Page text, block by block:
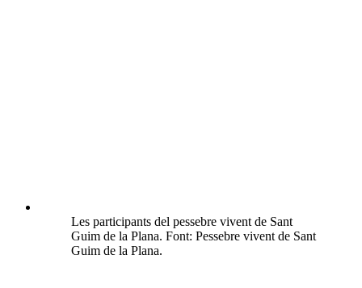
Les participants del pessebre vivent de Sant
Guim de la Plana. Font: Pessebre vivent de Sant
Guim de la Plana.